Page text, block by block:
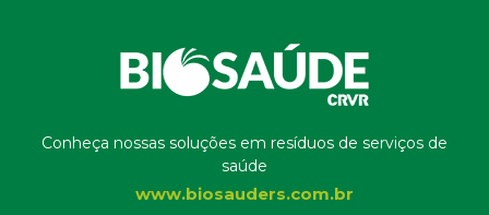
Conheça nossas soluções em resíduos de serviços de
saúde
www.biosauders.com.br